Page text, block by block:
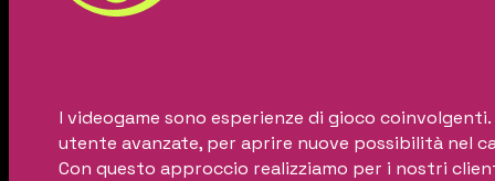
I videogame sono esperienze di gioco
utente avanzate, per aprire nuove possibilità nel
Con questo approccio realizziamo per i nostri